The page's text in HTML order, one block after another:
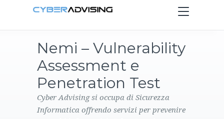
Toggle
navigation
PRODOTTI
Nemi – Vulnerability
Assessment e
Penetration Test
Cyber Advising si occupa di Sicurezza
Informatica offrendo servizi per prevenire